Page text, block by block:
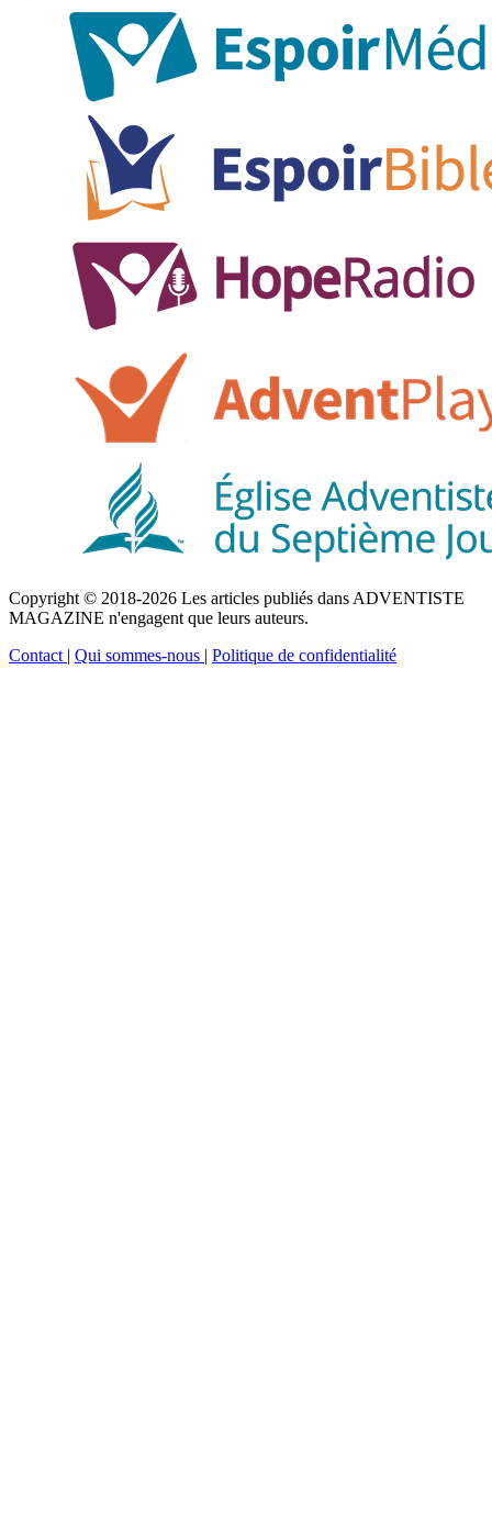
Copyright © 2018-2026 Les articles publiés dans ADVENTISTE
MAGAZINE n'engagent que leurs auteurs.
Contact | Qui sommes-nous | Politique de confidentialité